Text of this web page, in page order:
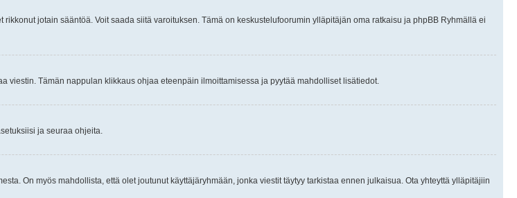
jotain sääntöä. Voit saada siitä varoituksen. Tämä on keskustelufoorumin ylläpitäjän oma ratkaisu ja phpBB Ryhmällä ei
Tämän nappulan klikkaus ohjaa eteenpäin ilmoittamisessa ja pyytää mahdolliset lisätiedot.
ja seuraa ohjeita.
On myös mahdollista, että olet joutunut käyttäjäryhmään, jonka viestit täytyy tarkistaa ennen julkaisua. Ota yhteyttä ylläpitäjiin